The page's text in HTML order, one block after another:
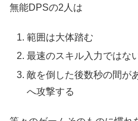
無能DPSの2人は
範囲は大体踏む
最速のスキル入力ではな
敵を倒した後数秒の間が
へ攻撃する